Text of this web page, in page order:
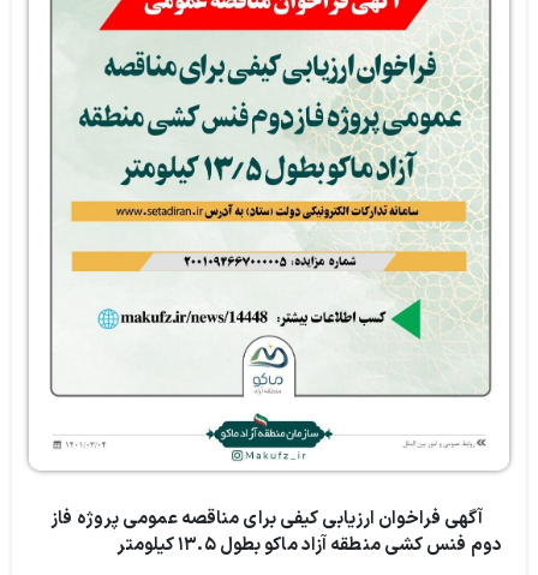
آگهی فراخوان ارزیابی کیفی برای مناقصه عمومی پروژه فاز
دوم فنس کشی منطقه آزاد ماکو بطول ۱۳.۵ کیلومتر